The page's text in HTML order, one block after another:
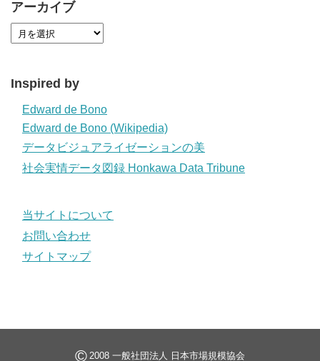
アーカイブ
Inspired by
Edward de Bono
Edward de Bono (Wikipedia)
データビジュアライゼーションの美
社会実情データ図録 Honkawa Data Tribune
当サイトについて
お問い合わせ
サイトマップ
© 2008 一般社団法人 日本市場規模協会